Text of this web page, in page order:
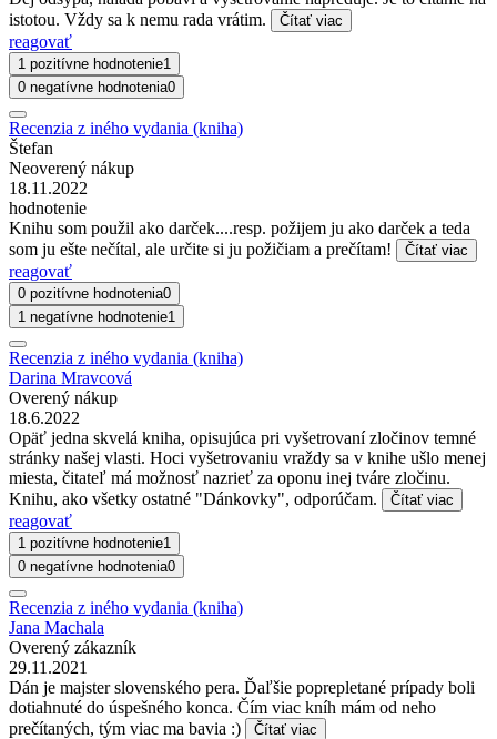
istotou. Vždy sa k nemu rada vrátim.
Čítať viac
reagovať
1 pozitívne hodnotenie1
0 negatívne hodnotenia0
Recenzia z iného vydania (kniha)
Štefan
Neoverený nákup
18.11.2022
hodnotenie
Knihu som použil ako darček....resp. požijem ju ako darček a teda
som ju ešte nečítal, ale určite si ju požičiam a prečítam!
Čítať viac
reagovať
0 pozitívne hodnotenia0
1 negatívne hodnotenie1
Recenzia z iného vydania (kniha)
Darina Mravcová
Overený nákup
18.6.2022
Opäť jedna skvelá kniha, opisujúca pri vyšetrovaní zločinov temné
stránky našej vlasti. Hoci vyšetrovaniu vraždy sa v knihe ušlo menej
miesta, čitateľ má možnosť nazrieť za oponu inej tváre zločinu.
Knihu, ako všetky ostatné "Dánkovky", odporúčam.
Čítať viac
reagovať
1 pozitívne hodnotenie1
0 negatívne hodnotenia0
Recenzia z iného vydania (kniha)
Jana Machala
Overený zákazník
29.11.2021
Dán je majster slovenského pera. Ďaľšie poprepletané prípady boli
dotiahnuté do úspešného konca. Čím viac kníh mám od neho
prečítaných, tým viac ma bavia :)
Čítať viac